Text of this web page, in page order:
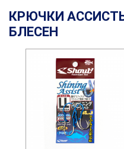
КРЮЧКИ
БЛЕСЕН